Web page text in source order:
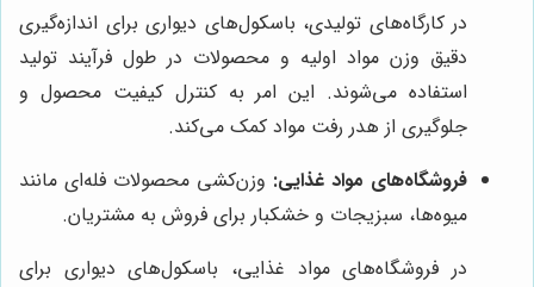
در کارگاه‌های تولیدی، باسکول‌های دیواری برای اندازه‌گیری
دقیق وزن مواد اولیه و محصولات در طول فرآیند تولید
استفاده می‌شوند. این امر به کنترل کیفیت محصول و
جلوگیری از هدر رفت مواد کمک می‌کند.
فروشگاه‌های مواد غذایی: وزن‌کشی محصولات فله‌ای مانند
میوه‌ها، سبزیجات و خشکبار برای فروش به مشتریان.
در فروشگاه‌های مواد غذایی، باسکول‌های دیواری برای